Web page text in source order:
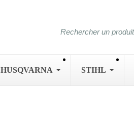
HUSQVARNA STIHL